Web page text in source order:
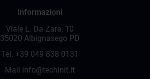
Informazioni
Viale L. Da Zara, 10
35020 Albignasego PD
Tel. +39 049 838 0131
Mail info@techinit.it